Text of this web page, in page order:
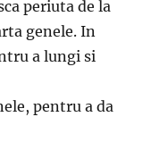
periuta de la
genele. In
a lungi si
pentru a da